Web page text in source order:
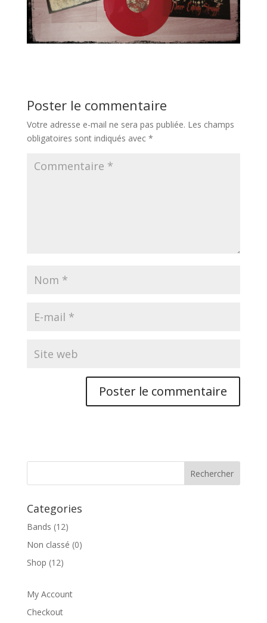
Poster le commentaire
Votre adresse e-mail ne sera pas publiée. Les champs
obligatoires sont indiqués avec *
Categories
Bands (12)
Non classé (0)
Shop (12)
My Account
Checkout